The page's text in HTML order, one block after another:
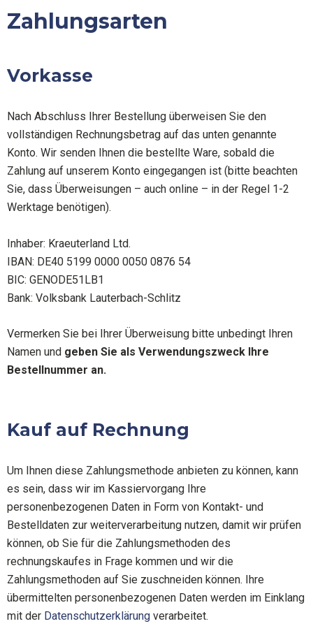
Inhalt
Zahlungsarten
Vorkasse
Nach Abschluss Ihrer Bestellung überweisen Sie den
vollständigen Rechnungsbetrag auf das unten genannte
Konto. Wir senden Ihnen die bestellte Ware, sobald die
Zahlung auf unserem Konto eingegangen ist (bitte beachten
Sie, dass Überweisungen – auch online – in der Regel 1-2
Werktage benötigen).
Inhaber: Kraeuterland Ltd.
IBAN: DE40 5199 0000 0050 0876 54
BIC: GENODE51LB1
Bank: Volksbank Lauterbach-Schlitz
Vermerken Sie bei Ihrer Überweisung bitte unbedingt Ihren
Namen und geben Sie als Verwendungszweck Ihre
Bestellnummer an.
Kauf auf Rechnung
Um Ihnen diese Zahlungsmethode anbieten zu können, kann
es sein, dass wir im Kassiervorgang Ihre
personenbezogenen Daten in Form von Kontakt- und
Bestelldaten zur weiterverarbeitung nutzen, damit wir prüfen
können, ob Sie für die Zahlungsmethoden des
rechnungskaufes in Frage kommen und wir die
Zahlungsmethoden auf Sie zuschneiden können. Ihre
übermittelten personenbezogenen Daten werden im Einklang
mit der Datenschutzerklärung verarbeitet.